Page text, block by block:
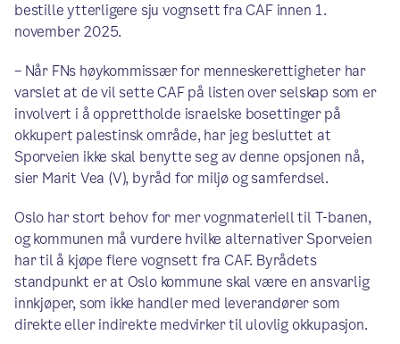
bestille ytterligere sju vognsett fra CAF innen 1.
november 2025.
– Når FNs høykommissær for menneskerettigheter har
varslet at de vil sette CAF på listen over selskap som er
involvert i å opprettholde israelske bosettinger på
okkupert palestinsk område, har jeg besluttet at
Sporveien ikke skal benytte seg av denne opsjonen nå,
sier Marit Vea (V), byråd for miljø og samferdsel.
Oslo har stort behov for mer vognmateriell til T-banen,
og kommunen må vurdere hvilke alternativer Sporveien
har til å kjøpe flere vognsett fra CAF. Byrådets
standpunkt er at Oslo kommune skal være en ansvarlig
innkjøper, som ikke handler med leverandører som
direkte eller indirekte medvirker til ulovlig okkupasjon.